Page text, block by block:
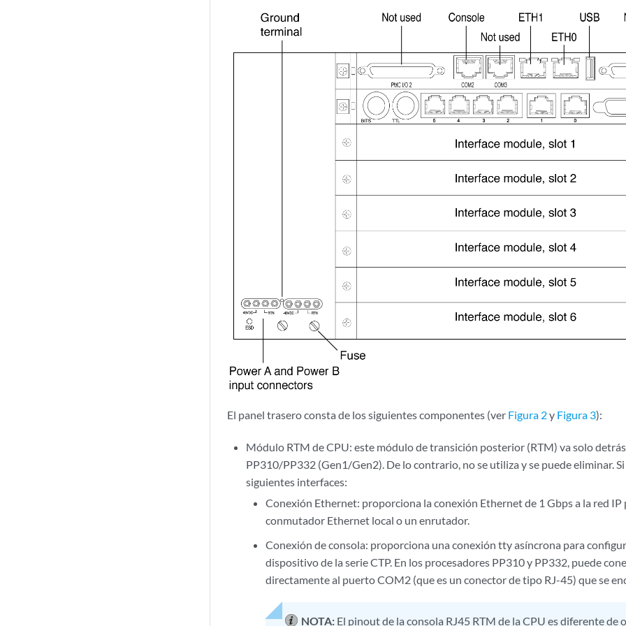
El panel trasero consta de los siguientes componentes (ver Figura 2y Figura 3):
Módulo RTM de CPU: este módulo de transición posterior (RTM) va solo
PP310/PP332 (Gen1/Gen2). De lo contrario, no se utiliza y se puede eliminar.
siguientes interfaces:
Conexión Ethernet: proporciona la conexión Ethernet de 1 Gbps a la red IP
conmutador Ethernet local o un enrutador.
Conexión de consola: proporciona una conexión tty asíncrona para
dispositivo de la serie CTP. En los procesadores PP310 y PP332, puede
directamente al puerto COM2 (que es un conector de tipo RJ-45) que se
NOTA: El pinout de la consola RJ45 RTM de la CPU es diferente de